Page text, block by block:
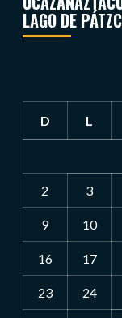
LAGO DE
D L
2 3
9 10
16 17
23 24